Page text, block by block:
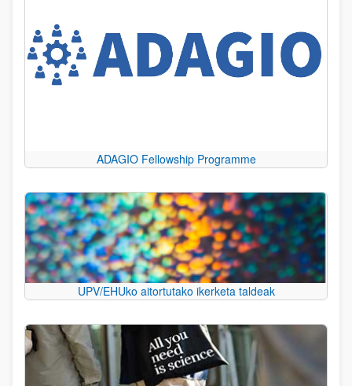
ADAGIO Fellowship Programme
UPV/EHUko aitortutako ikerketa taldeak